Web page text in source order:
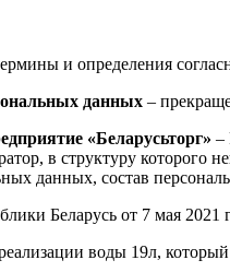
и определения
данных –
«Беларусьторг» –
в структуру
данных, состав
Беларусь от 7 мая
воды 19л,